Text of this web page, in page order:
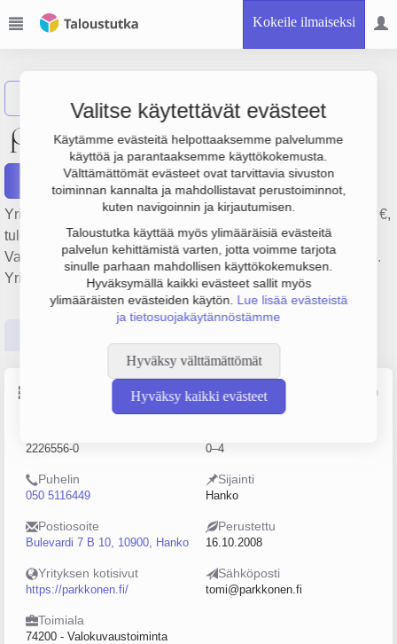
Kokeile ilmaiseksi
Valitse käytettävät evästeet
Käytämme evästeitä helpottaaksemme palvelumme
käyttöä ja parantaaksemme käyttökokemusta.
Välttämättömät evästeet ovat tarvittavia sivuston
toiminnan kannalta ja mahdollistavat perustoiminnot,
kuten navigoinnin ja kirjautumisen.
Taloustutka käyttää myös ylimääräisiä evästeitä
palvelun kehittämistä varten, jotta voimme tarjota
sinulle parhaan mahdollisen käyttökokemuksen.
Hyväksymällä kaikki evästeet sallit myös
ylimääräisten evästeiden käytön. Lue lisää evästeistä
ja tietosuojakäytännöstämme
Hyväksy välttämättömät
Hyväksy kaikki evästeet
Studio Tomi Parkkonen Oy
Raportit
Yrityksen Studio Tomi Parkkonen Oy liikevaihto on 176 000 €,
tulos 75 000 € ja henkilöstömäärä 1. Sen päätoimiala on
Valokuvaustoiminta, perustamisvuosi 2008 ja sijainti Hanko.
Yrityksen yhtiömuoto Osakeyhtiö (OY).
Lähde: YTJ, PRH, Traficom
2226556-0 0–4
Puhelin
050 5116449
Sijainti
Hanko
Postiosoite
Bulevardi 7 B 10, 10900, Hanko
Perustettu
16.10.2008
Yrityksen kotisivut
https://parkkonen.fi/
Sähköposti
tomi@parkkonen.fi
Toimiala
74200 - Valokuvaustoiminta